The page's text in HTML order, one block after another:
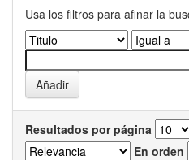
Usa los filtros para afinar la
Resultados por página
En orden